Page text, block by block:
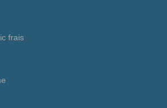
frais